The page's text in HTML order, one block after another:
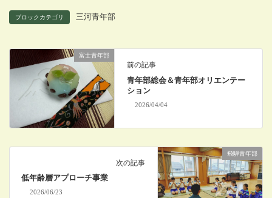
ブロックカテゴリ 三河青年部
富士青年部
前の記事
青年部総会＆青年部オリエンテー
ション
2026/04/04
飛騨青年部
次の記事
低年齢層アプローチ事業
2026/06/23